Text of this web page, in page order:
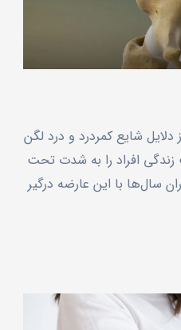
شایع کمردرد و درد لگن
افراد را به شدت تحت
سال‌ها با این عارضه درگیر